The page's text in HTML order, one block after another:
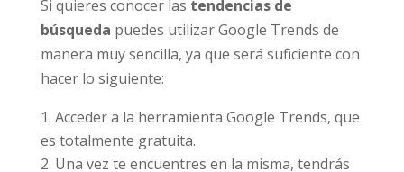
Si quieres conocer las tendencias de
búsqueda puedes utilizar Google Trends de
manera muy sencilla, ya que será suficiente con
hacer lo siguiente:
Acceder a la herramienta Google Trends, que
es totalmente gratuita.
Una vez te encuentres en la misma, tendrás